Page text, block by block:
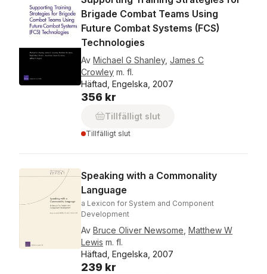
Brigade Combat Teams Using
Future Combat Systems (FCS)
Technologies
Av Michael G Shanley, James C
Crowley m. fl.
Häftad, Engelska, 2007
356 kr
Tillfälligt slut
Tillfälligt slut
Speaking with a Commonality
Language
a Lexicon for System and Component
Development
Av Bruce Oliver Newsome Matthew W
Lewis m. fl.
Häftad, Engelska, 2007
239 kr